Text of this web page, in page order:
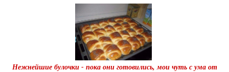
Нежнейшие булочки - пока они готовились, мои чуть с ума от